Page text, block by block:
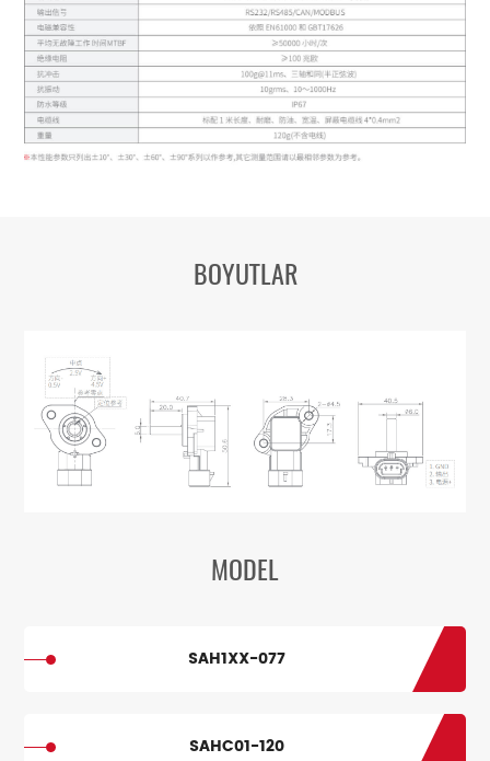
BOYUTLAR
MODEL
SAH1XX-077
SAHC01-120